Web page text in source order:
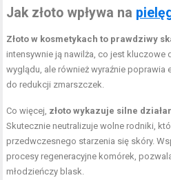
Jak złoto wpływa na
Złoto w kosmetykach to prawdziwy
intensywnie ją nawilża, co jest kluczowe
wyglądu, ale również wyraźnie
do redukcji zmarszczek.
Co więcej, złoto wykazuje silne
Skutecznie neutralizuje wolne rodniki,
przedwczesnego starzenia się skóry.
procesy regeneracyjne komórek,
młodzieńczy blask.